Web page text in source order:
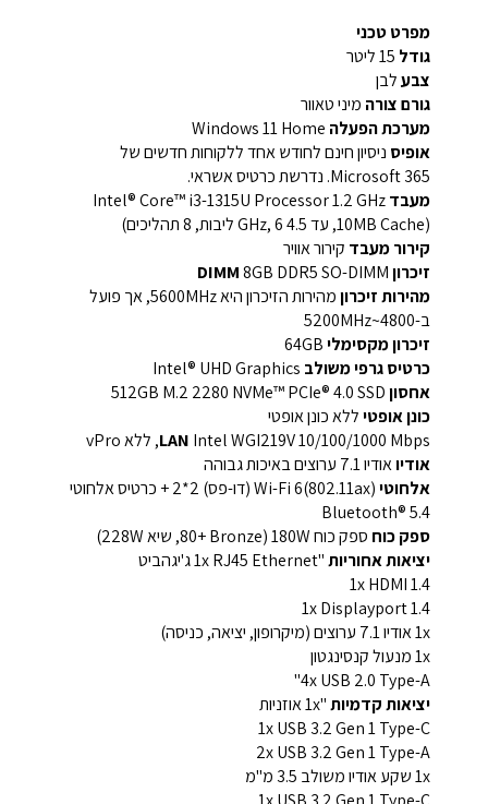
מפרט טכני
גודל
צבעלבן
גורם צורה מיני טאוור
מערכת הפעלה
אופיס ניסיון חינם לחודש אחד ללקוחות חדשים של
Microsoft 365. נדרשת כרטיס אשראי.
מעבדIntel® Core™ i3-1315U Processor 1.2 GHz
(10MB Cache, עד 4.5 GHz, 6 ליבות, 8 תהליכים)
קירור מעבד קירור אוויר
זיכרון DIMM8GB DDR5 SO-DIMM
מהירות זיכרון
מהירות הזיכרון היא 5600MHz, אך פועל
ב-4800~5200MHz
זיכרון מקסימלי64GB
כרטיס גרפי משולב
אחסון512GB M.2 2280 NVMe™ PCIe® 4.0 SSD
כונן אופטיללא כונן אופטי
LAN Intel WGI219V 10/100/1000 Mbps, ללא vPro
אודיואודיו 7.1 ערוצים באיכות גבוהה
אלחוטי
Wi-Fi 6(802.11ax) (דו-פס) 2*2 + כרטיס אלחוטי
Bluetooth® 5.4
ספק כוח ספק כוח 180W (80+ Bronze, שיא 228W)
יציאות אחוריות"1x RJ45 Ethernet ג'יגהביט
1x HDMI 1.4
1x Displayport 1.4
1x אודיו 7.1 ערוצים (מיקרופון, יציאה, כניסה)
1x מנעול קנסינגטון
4x USB 2.0 Type-A"
יציאות קדמיות"1x אוזניות
1x USB 3.2 Gen 1 Type-C
2x USB 3.2 Gen 1 Type-A
1x שקע אודיו משולב 3.5 מ"מ